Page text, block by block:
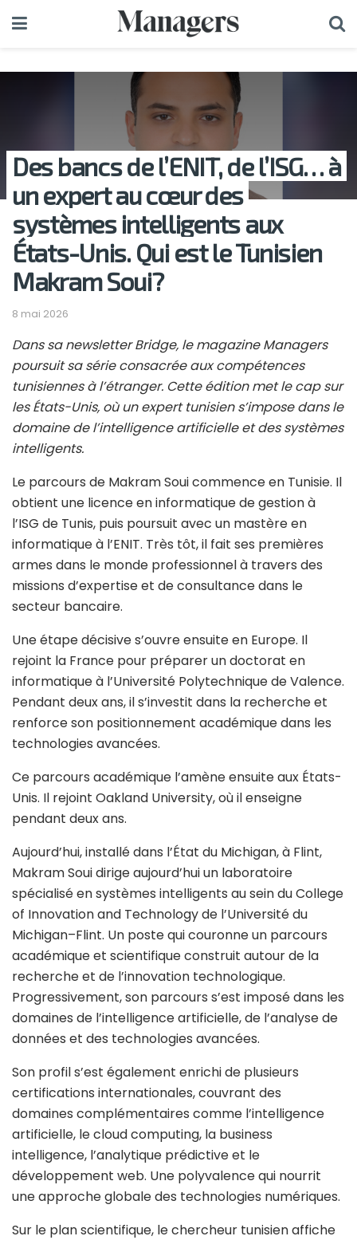
Des bancs de l’ENIT, de l’ISG… à
un expert au cœur des
systèmes intelligents aux
États-Unis. Qui est le Tunisien
Makram Soui?
8 mai 2026
Dans sa newsletter Bridge, le magazine Managers
poursuit sa série consacrée aux compétences
tunisiennes à l’étranger. Cette édition met le cap sur
les États-Unis, où un expert tunisien s’impose dans le
domaine de l’intelligence artificielle et des systèmes
intelligents.
Le parcours de Makram Soui commence en Tunisie. Il
obtient une licence en informatique de gestion à
l’ISG de Tunis, puis poursuit avec un mastère en
informatique à l’ENIT. Très tôt, il fait ses premières
armes dans le monde professionnel à travers des
missions d’expertise et de consultance dans le
secteur bancaire.
Une étape décisive s’ouvre ensuite en Europe. Il
rejoint la France pour préparer un doctorat en
informatique à l’Université Polytechnique de Valence.
Pendant deux ans, il s’investit dans la recherche et
renforce son positionnement académique dans les
technologies avancées.
Ce parcours académique l’amène ensuite aux États-
Unis. Il rejoint Oakland University, où il enseigne
pendant deux ans.
Aujourd’hui, installé dans l’État du Michigan, à Flint,
Makram Soui dirige aujourd’hui un laboratoire
spécialisé en systèmes intelligents au sein du College
of Innovation and Technology de l’Université du
Michigan–Flint. Un poste qui couronne un parcours
académique et scientifique construit autour de la
recherche et de l’innovation technologique.
Progressivement, son parcours s’est imposé dans les
domaines de l’intelligence artificielle, de l’analyse de
données et des technologies avancées.
Son profil s’est également enrichi de plusieurs
certifications internationales, couvrant des
domaines complémentaires comme l’intelligence
artificielle, le cloud computing, la business
intelligence, l’analytique prédictive et le
développement web. Une polyvalence qui nourrit
une approche globale des technologies numériques.
Sur le plan scientifique, le chercheur tunisien affiche